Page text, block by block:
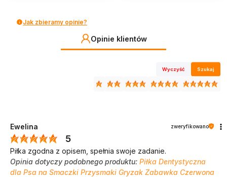
Jak zbieramy opinie?
Opinie klientów
Wyczyść Szukaj
Ewelina zweryfikowano
5
Piłka zgodna z opisem, spełnia swoje zadanie.
Opinia dotyczy podobnego produktu: Piłka Dentystyczna
dla Psa na Smaczki Przysmaki Gryzak Zabawka Czerwona